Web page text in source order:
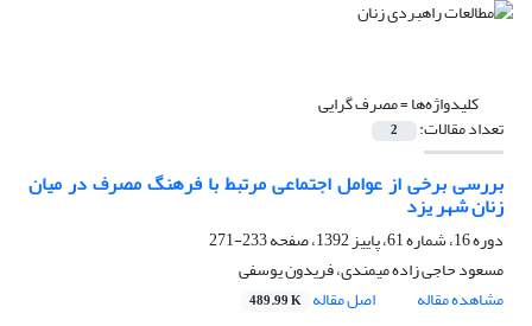
کلیدواژه‌ها =مصرف گرایی
تعداد مقالات: 2
بررسی برخی از عوامل اجتماعی مرتبط با فرهنگ مصرف در میان
زنان شهر یزد
دوره 16، شماره 61، پاییز 1392، صفحه
233-271
مسعود حاجی زاده میمندی، فریدون یوسفی
مشاهده مقاله
اصل مقاله 489.99 K